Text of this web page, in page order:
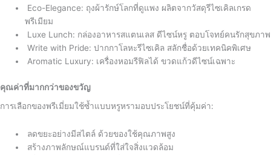
Eco-Elegance: ถุงผ้ารักษ์โลกที่ดูแพง ผลิตจากวัสดุรีไซเคิลเกรด
พรีเมียม
Luxe Lunch: กล่องอาหารสแตนเลส ดีไซน์หรู ตอบโจทย์คนรักสุขภาพ
Write with Pride: ปากกาโลหะรีไซเคิล สลักชื่อด้วยเทคนิคพิเศษ
Aromatic Luxury: เครื่องหอมรีฟิลได้ ขวดแก้วดีไซน์เฉพาะ
คุณค่าที่มากกว่าของขวัญ
การเลือกของพรีเมี่ยมใช้ซ้ำแบบหรูหรามอบประโยชน์ที่คุ้มค่า:
ลดขยะอย่างมีสไตล์ ด้วยของใช้คุณภาพสูง
สร้างภาพลักษณ์แบรนด์ที่ใส่ใจสิ่งแวดล้อม